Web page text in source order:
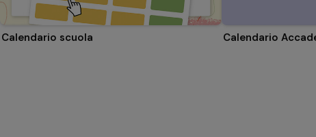
Calendario scuola